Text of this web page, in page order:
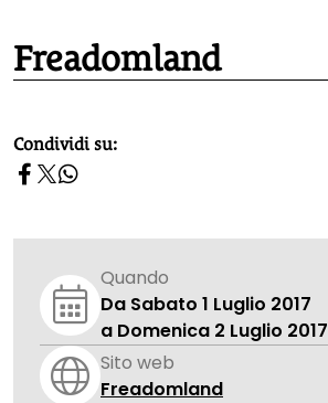
Freadomland
homepage h2
Condividi su:
Quando
Da Sabato 1 Luglio 2017
a Domenica 2 Luglio 2017
Sito web
Freadomland